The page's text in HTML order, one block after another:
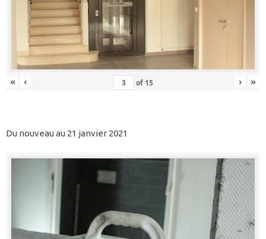
« ‹ of 15 › »
Du nouveau au 21 janvier 2021